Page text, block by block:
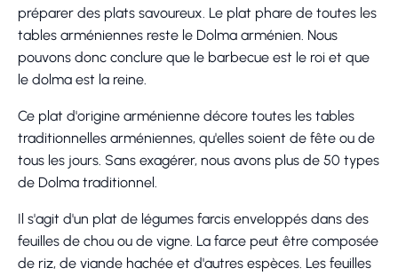
préparer des plats savoureux. Le plat phare de toutes les
tables arméniennes reste le Dolma arménien. Nous
pouvons donc conclure que le barbecue est le roi et que
le dolma est la reine.
Ce plat d'origine arménienne décore toutes les tables
traditionnelles arméniennes, qu'elles soient de fête ou de
tous les jours. Sans exagérer, nous avons plus de 50 types
de Dolma traditionnel.
Il s'agit d'un plat de légumes farcis enveloppés dans des
feuilles de chou ou de vigne. La farce peut être composée
de riz, de viande hachée et d'autres espèces. Les feuilles